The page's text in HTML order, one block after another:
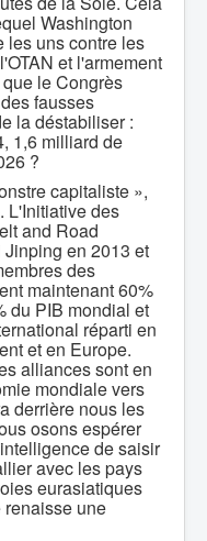
Washington
les uns contre les
et l'armement
le Congrès
fausses
la déstabiliser :
1,6 milliard de
?
capitaliste »,
L'Initiative des
and Road
en 2013 et
des
maintenant 60%
du PIB mondial et
réparti en
et en Europe.
alliances sont en
mondiale vers
derrière nous les
osons espérer
de saisir
avec les pays
eurasiatiques
une